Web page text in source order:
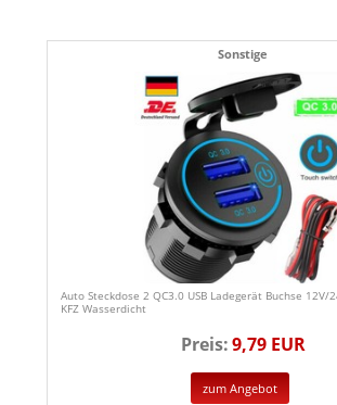
Sonstige
Auto Steckdose 2 QC3.0 USB Ladegerät Buchse
KFZ Wasserdicht
Preis:9,79 EUR
zum Angebot